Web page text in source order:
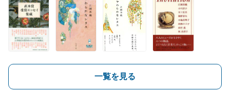
一覧を見る